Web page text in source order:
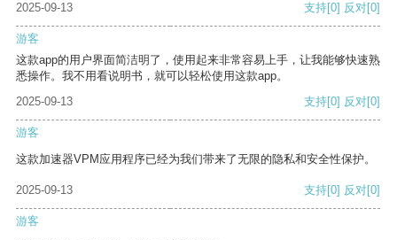
2025-09-13
支持[0] 反对[0]
游客
这款app的用户界面简洁明了，使用起来非常容易上手，让我能够快速熟
悉操作。我不用看说明书，就可以轻松使用这款app。
2025-09-13
支持[0] 反对[0]
游客
这款加速器VPM应用程序已经为我们带来了无限的隐私和安全性保护。
2025-09-13 支持[0] 反对[0]
游客